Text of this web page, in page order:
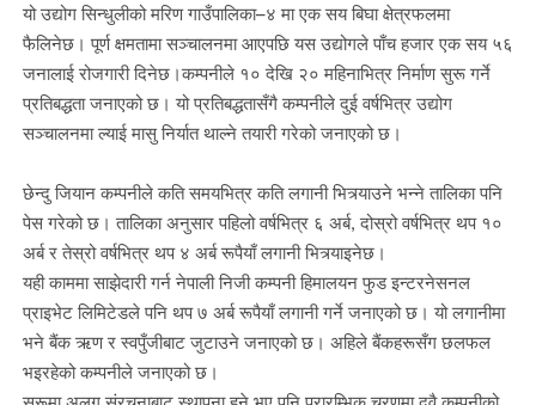
यो उद्योग सिन्धुलीको मरिण गाउँपालिका–४ मा एक सय बिघा क्षेत्रफलमा
फैलिनेछ। पूर्ण क्षमतामा सञ्चालनमा आएपछि यस उद्योगले पाँच हजार एक सय ५६
जनालाई रोजगारी दिनेछ।कम्पनीले १० देखि २० महिनाभित्र निर्माण सुरू गर्ने
प्रतिबद्धता जनाएको छ। यो प्रतिबद्धतासँगै कम्पनीले दुई वर्षभित्र उद्योग
सञ्चालनमा ल्याई मासु निर्यात थाल्ने तयारी गरेको जनाएको छ।
छेन्दु जियान कम्पनीले कति समयभित्र कति लगानी भित्र्याउने भन्ने तालिका पनि
पेस गरेको छ। तालिका अनुसार पहिलो वर्षभित्र ६ अर्ब, दोस्रो वर्षभित्र थप १०
अर्ब र तेस्रो वर्षभित्र थप ४ अर्ब रूपैयाँ लगानी भित्र्याइनेछ।
यही काममा साझेदारी गर्न नेपाली निजी कम्पनी हिमालयन फुड इन्टरनेसनल
प्राइभेट लिमिटेडले पनि थप ७ अर्ब रूपैयाँ लगानी गर्ने जनाएको छ। यो लगानीमा
भने बैंक ऋण र स्वपुँजीबाट जुटाउने जनाएको छ। अहिले बैंकहरूसँग छलफल
भइरहेको कम्पनीले जनाएको छ।